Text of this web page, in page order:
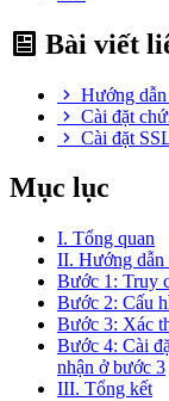
Bài viết
Hướng
Cài đặt
Cài đặt
Mục lục
I. Tổng quan
II. Hướng dẫn
Bước 1: Truy
Bước 2: Cấu
Bước 3: Xác
Bước 4: Cài
nhận ở bước 3
III. Tổng kết